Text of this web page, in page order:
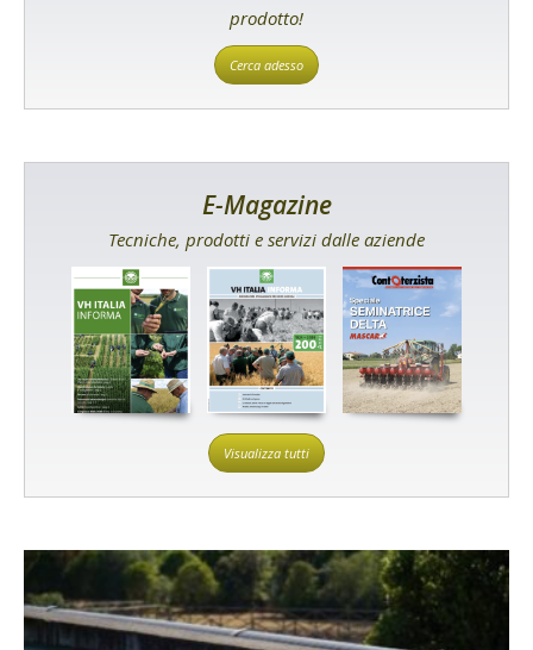
prodotto!
Cerca adesso
E-Magazine
Tecniche, prodotti e servizi dalle aziende
Visualizza tutti